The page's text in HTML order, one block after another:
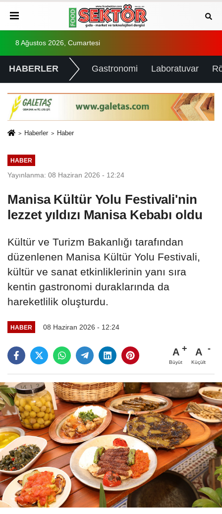
8 Ağustos 2026, Cumartesi
HABERLER Gastronomi Laboratuvar
Haberler Haber
HABER
Yayınlanma: 08 Haziran 2026 - 12:24
Manisa Kültür Yolu Festivali'nin
lezzet yıldızı Manisa Kebabı oldu
Kültür ve Turizm Bakanlığı tarafından
düzenlenen Manisa Kültür Yolu Festivali,
kültür ve sanat etkinliklerinin yanı sıra
kentin gastronomi duraklarında da
hareketlilik oluşturdu.
HABER 08 Haziran 2026 - 12:24
A
Büyüt
A
Küçült